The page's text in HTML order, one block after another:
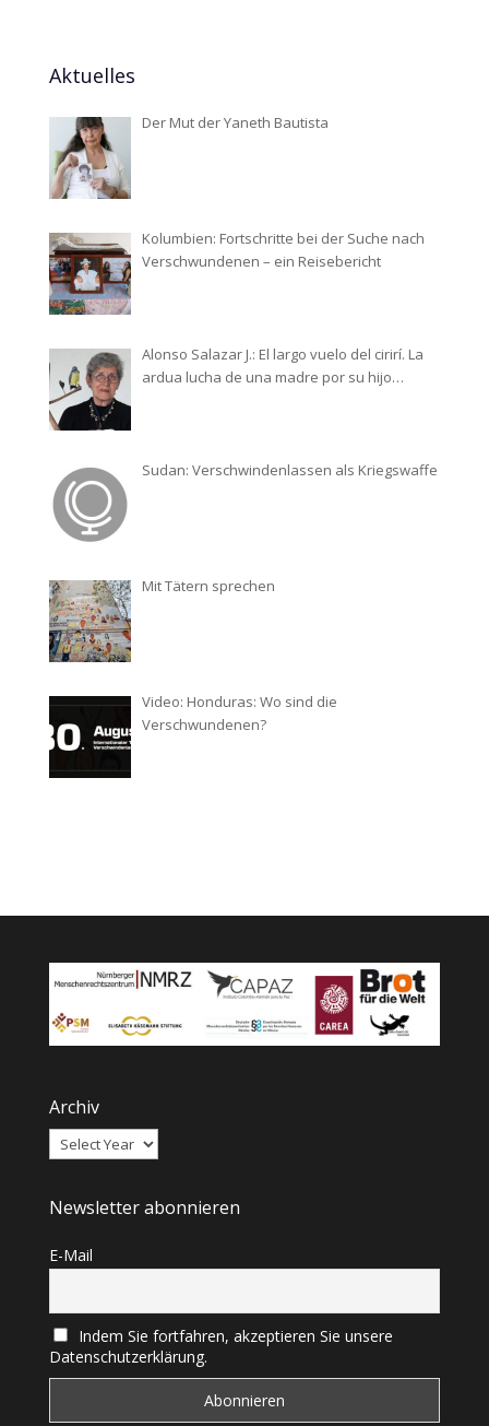
Aktuelles
Der Mut der Yaneth Bautista
Kolumbien: Fortschritte bei der Suche nach
Verschwundenen – ein Reisebericht
Alonso Salazar J.: El largo vuelo del cirirí. La
ardua lucha de una madre por su hijo
Sudan: Verschwindenlassen als Kriegswaffe
Mit Tätern sprechen
Video: Honduras: Wo sind die
Verschwundenen?
Archiv
Newsletter abonnieren
E-Mail
Indem Sie fortfahren, akzeptieren Sie unsere
Datenschutzerklärung.